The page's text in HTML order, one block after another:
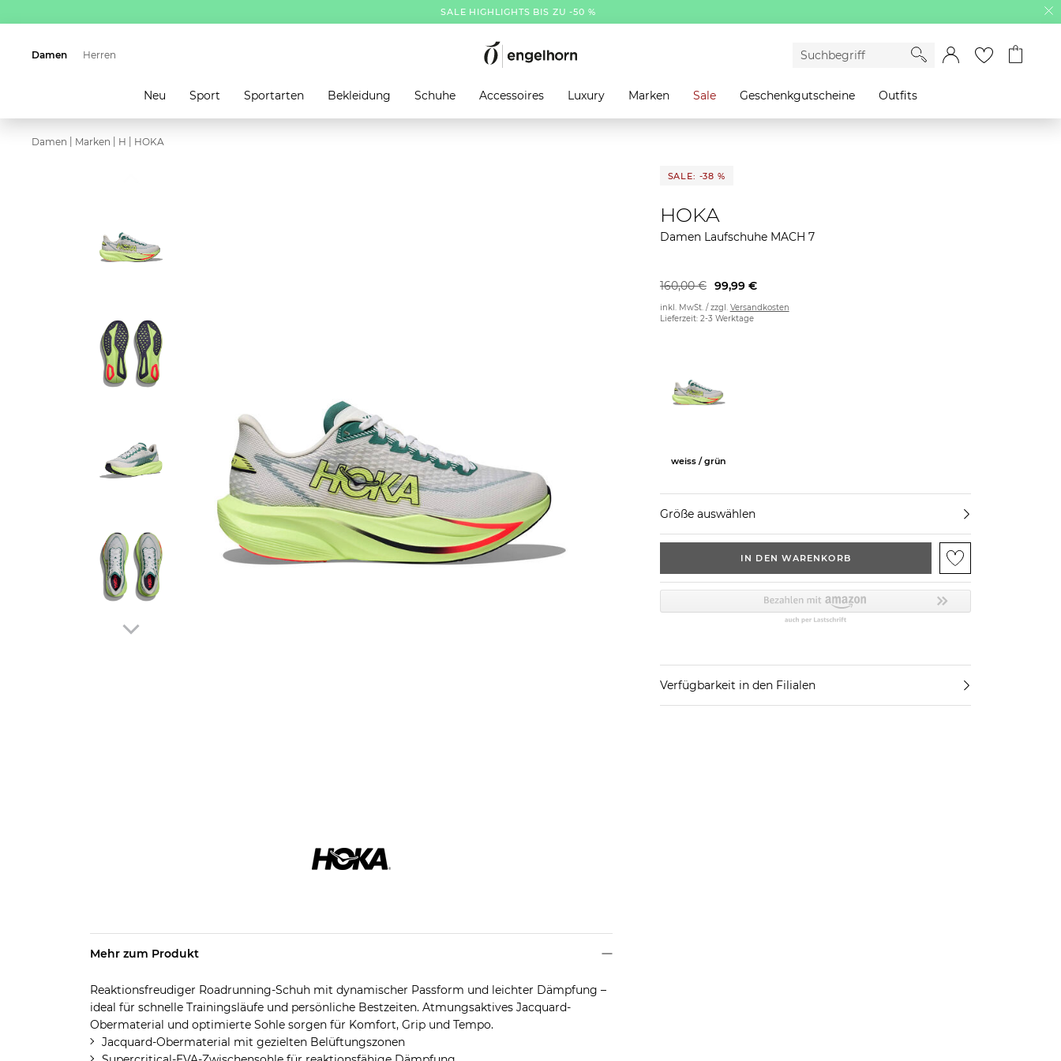
SALE HIGHLIGHTS BIS ZU -50 %
Damen
Neu Sport Sportarten Bekleidung Schuhe Accessoires Luxury Marken Sale Geschenkgutscheine Outfits
Herren
Damen Marken H HOKA
SALE: -38 %
HOKA
Damen Laufschuhe MACH 7
99,99 €
160,00 €
inkl. MwSt. / zzgl. Versandkosten
Lieferzeit: 2-3 Werktage
weiss / grün
Größe auswählen
IN DEN WARENKORB
Verfügbarkeit in den Filialen
Mehr zum Produkt
Reaktionsfreudiger Roadrunning-Schuh mit dynamischer Passform und leichter Dämpfung –
ideal für schnelle Trainingsläufe und persönliche Bestzeiten. Atmungsaktives Jacquard-
Obermaterial und optimierte Sohle sorgen für Komfort, Grip und Tempo.
Jacquard-Obermaterial mit gezielten Belüftungszonen